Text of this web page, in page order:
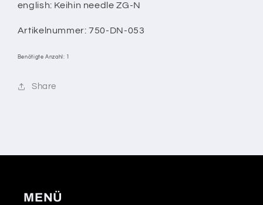
english: Keihin needle ZG-N
Artikelnummer: 750-DN-053
Benötigte Anzahl: 1
Share
MENÜ